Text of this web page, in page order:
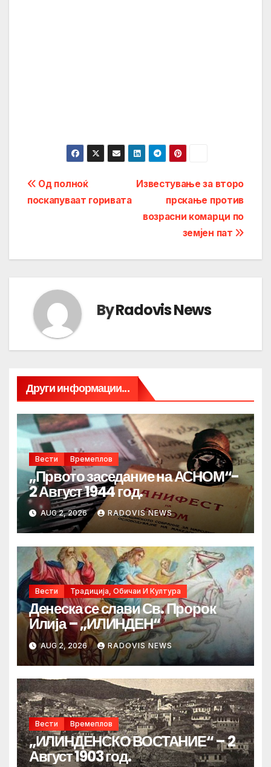
Post
navigation
Известување за второ
прскање против
возрасни комарци по
земјен пат
Од полноќ
поскапуваат горивата
ByRadovis News
Други информации...
Вести Времеплов
„Првото заседание на АСНОМ“-
2 Август 1944 год.
AUG 2, 2026 RADOVIS NEWS
Вести Традиција, Обичаи И Култура
Денеска се слави Св. Пророк
Илија – „ИЛИНДЕН“
AUG 2, 2026 RADOVIS NEWS
Вести Времеплов
„ИЛИНДЕНСКО ВОСТАНИЕ“ – 2
Август 1903 год.